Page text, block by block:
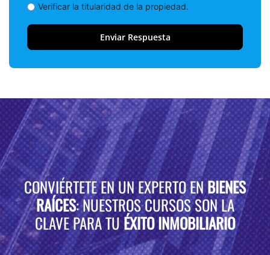
Verificar la titularidad de la propiedad.
CONVIÉRTETE EN UN EXPERTO ENBIENES
RAÍCES: NUESTROS CURSOS SON LA
CLAVE PARA TUÉXITO INMOBILIARIO